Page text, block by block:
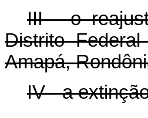
III - o
Distrito
Amapá,
IV - a